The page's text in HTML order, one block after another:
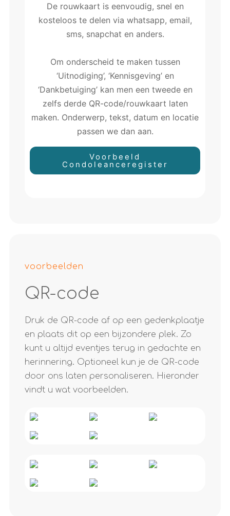
De rouwkaart is eenvoudig, snel en
kosteloos te delen via whatsapp, email,
sms, snapchat en anders.
Om onderscheid te maken tussen
‘Uitnodiging’, ‘Kennisgeving’ en
‘Dankbetuiging’ kan men een tweede en
zelfs derde QR-code/rouwkaart laten
maken. Onderwerp, tekst, datum en locatie
passen we dan aan.
Voorbeeld
Condoleanceregister
voorbeelden
QR-code
Druk de QR-code af op een gedenkplaatje
en plaats dit op een bijzondere plek. Zo
kunt u altijd eventjes terug in gedachte en
herinnering. Optioneel kun je de QR-code
door ons laten personaliseren. Hieronder
vindt u wat voorbeelden.